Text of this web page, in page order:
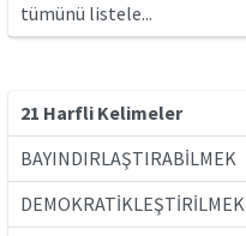
tümünü listele...
21 Harfli Kelimeler
BAYINDIRLAŞTIRABİLMEK
DEMOKRATİKLEŞTİRİLMEK